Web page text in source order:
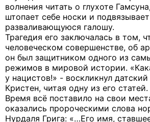
волнения читать о глухоте
штопает себе носки и подвязывает
разваливающуюся галошу.
Трагедия его заключалась в том,
человеческом совершенстве, об
он был защитником одного из
режимов в мировой истории.
у нацистов!» - воскликнул
Кристен, читая одну из его статей.
Время всё поставило на свои
оказались пророческими слова
Нурдаля Грига: «…Его имя,